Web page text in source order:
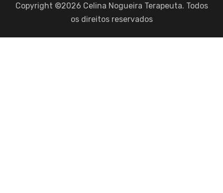
Copyright ©2026 Celina Nogueira Terapeuta. Todos
os direitos reservados